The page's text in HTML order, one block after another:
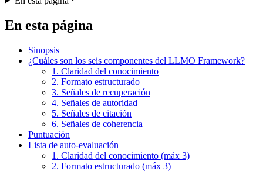
En esta página
Sinopsis
¿Cuáles son los seis componentes del LLMO Framework?
1. Claridad del conocimiento
2. Formato estructurado
3. Señales de recuperación
4. Señales de autoridad
5. Señales de citación
6. Señales de coherencia
Puntuación
Lista de auto-evaluación
1. Claridad del conocimiento (máx 3)
2. Formato estructurado (máx 3)